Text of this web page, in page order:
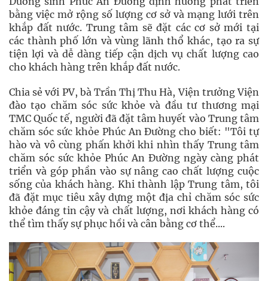
bằng việc mở rộng số lượng cơ sở và mạng lưới trên
khắp đất nước. Trung tâm sẽ đặt các cơ sở mới tại
các thành phố lớn và vùng lãnh thổ khác, tạo ra sự
tiện lợi và dễ dàng tiếp cận dịch vụ chất lượng cao
cho khách hàng trên khắp đất nước.
Chia sẻ với PV, bà Trần Thị Thu Hà, Viện trưởng Viện
đào tạo chăm sóc sức khỏe và đầu tư thương mại
TMC Quốc tế, người đã đặt tâm huyết vào Trung tâm
chăm sóc sức khỏe Phúc An Đường cho biết: "Tôi tự
hào và vô cùng phấn khởi khi nhìn thấy Trung tâm
chăm sóc sức khỏe Phúc An Đường ngày càng phát
triển và góp phần vào sự nâng cao chất lượng cuộc
sống của khách hàng. Khi thành lập Trung tâm, tôi
đã đặt mục tiêu xây dựng một địa chỉ chăm sóc sức
khỏe đáng tin cậy và chất lượng, nơi khách hàng có
thể tìm thấy sự phục hồi và cân bằng cơ thể....